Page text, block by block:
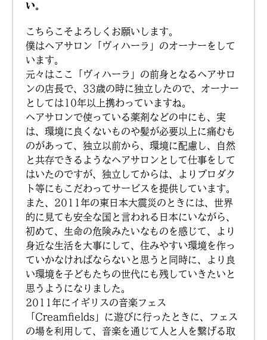
い。
こちらこそよろしくお願いします。
僕はヘアサロン「ヴィハーラ」のオーナーをして
います。
元々はここ「ヴィハーラ」の前身となるヘアサロ
ンの店長で、33歳の時に独立したので、オーナー
としては10年以上携わっていますね。
ヘアサロンで使っている薬剤などの中にも、実
は、環境に良くないものや髪が必要以上に痛むも
のがあって、独立以前から、環境に配慮し、自然
と共存できるようなヘアサロンとして仕事をして
はいたのですが、独立してからは、よりプロダク
ト等にもこだわってサービスを提供しています。
また、2011年の東日本大震災のときには、世界
的に見ても安全な国と言われる日本にいながら、
初めて、生命の危険みたいなものを感じて、より
身近な生活を大事にして、住みやすい環境を作っ
ていかなければならないと思うと同時に、より良
い環境を子どもたちの世代にも残していきたいと
思うようになりました。
2011年にイギリスの音楽フェス
「Creamfields」に遊びに行ったときに、フェス
の場を利用して、音楽を通じて人と人を繋げる取